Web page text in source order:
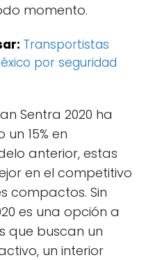
momento.
Transportistas
por seguridad
Sentra 2020 ha
15% en
anterior, estas
en el competitivo
compactos. Sin
es una opción a
que buscan un
un interior